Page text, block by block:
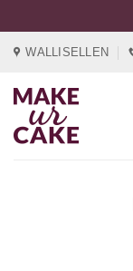
springen
WALLISELLEN